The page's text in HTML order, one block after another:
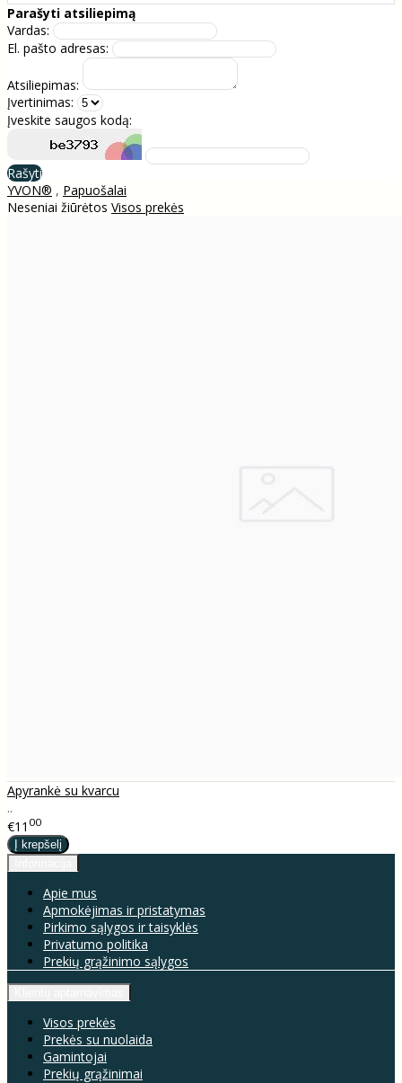
Parašyti atsiliepimą
Vardas:
El. pašto adresas:
Atsiliepimas:
Įvertinimas:
Įveskite saugos kodą:
Rašyti
YVON® , Papuošalai
Neseniai žiūrėtos Visos prekės
Apyrankė su kvarcu
..
€11 00
Apie mus
Apmokėjimas ir pristatymas
Pirkimo sąlygos ir taisyklės
Privatumo politika
Prekių grąžinimo sąlygos
Visos prekės
Prekės su nuolaida
Gamintojai
Prekių grąžinimai